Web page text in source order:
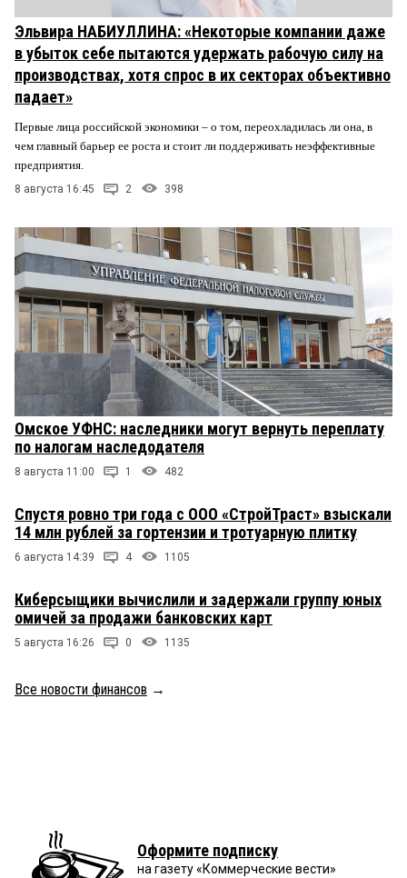
Эльвира НАБИУЛЛИНА: «Некоторые компании даже
в убыток себе пытаются удержать рабочую силу на
производствах, хотя спрос в их секторах объективно
падает»
Первые лица российской экономики – о том, переохладилась ли она, в
чем главный барьер ее роста и стоит ли поддерживать неэффективные
предприятия.
8 августа 16:45 2 398
Омское УФНС: наследники могут вернуть переплату
по налогам наследодателя
8 августа 11:00 1 482
Спустя ровно три года с ООО «СтройТраст» взыскали
14 млн рублей за гортензии и тротуарную плитку
6 августа 14:39 4 1105
Киберсыщики вычислили и задержали группу юных
омичей за продажи банковских карт
5 августа 16:26 0 1135
Все новости финансов →
Оформите подписку
на газету «Коммерческие вести»